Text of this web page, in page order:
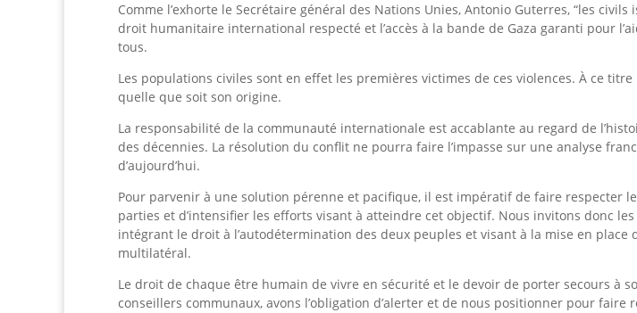
Comme l’exhorte le Secrétaire général des Nations Unies, Antonio Guterres, “les
droit humanitaire international respecté et l’accès à la bande de Gaza garanti pour
tous.
Les populations civiles sont en effet les premières victimes de ces violences. À ce
quelle que soit son origine.
La responsabilité de la communauté internationale est accablante au regard de
des décennies. La résolution du conflit ne pourra faire l’impasse sur une analyse
d’aujourd’hui.
Pour parvenir à une solution pérenne et pacifique, il est impératif de faire
parties et d’intensifier les efforts visant à atteindre cet objectif. Nous invitons donc
intégrant le droit à l’autodétermination des deux peuples et visant à la mise en
multilatéral.
Le droit de chaque être humain de vivre en sécurité et le devoir de porter secours à
conseillers communaux, avons l’obligation d’alerter et de nous positionner pour